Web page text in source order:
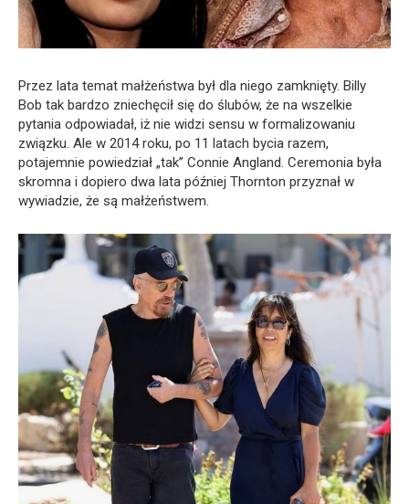
Przez lata temat małżeństwa był dla niego zamknięty. Billy
Bob tak bardzo zniechęcił się do ślubów, że na wszelkie
pytania odpowiadał, iż nie widzi sensu w formalizowaniu
związku. Ale w 2014 roku, po 11 latach bycia razem,
potajemnie powiedział „tak” Connie Angland. Ceremonia była
skromna i dopiero dwa lata później Thornton przyznał w
wywiadzie, że są małżeństwem.